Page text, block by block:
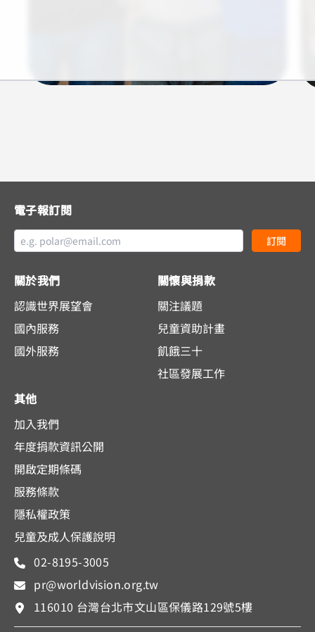
電子報訂閱
訂閱
關於我們
認識世界展望會
國內服務
國外服務
關懷與捐款
關注議題
兒童資助計畫
飢餓三十
社區發展工作
其他
加入我們
年度捐款資訊公開
開啟定期條碼
服務條款
隱私權政策
兒童及成人保護說明
02-8195-3005
pr@worldvision.org.tw
116010 台灣台北市文山區保儀路129號5樓